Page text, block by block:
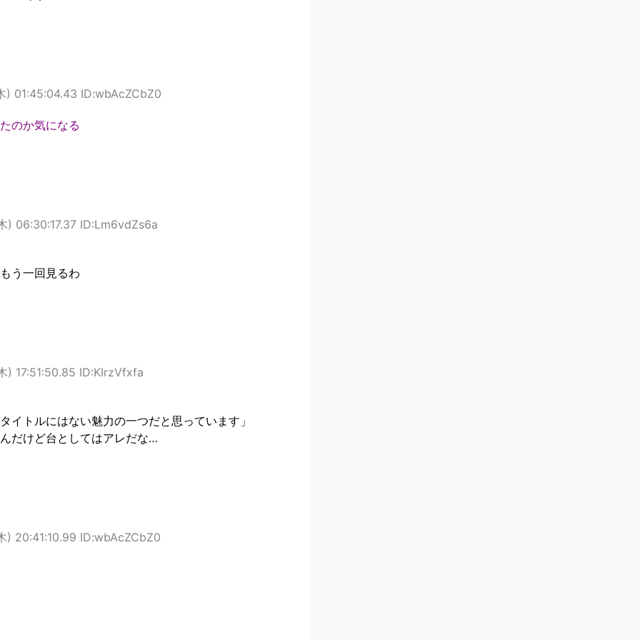
01:45:04.43 ID:wbAcZCbZ0
のか気になる
) 06:30:17.37 ID:Lm6vdZs6a
う一回見るわ
) 17:51:50.85 ID:KIrzVfxfa
イトルにはない魅力の一つだと思っています」
だけど台としてはアレだな…
) 20:41:10.99 ID:wbAcZCbZ0